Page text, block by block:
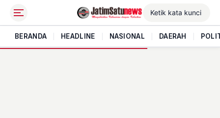
BERANDA HEADLINE NASIONAL DAERAH